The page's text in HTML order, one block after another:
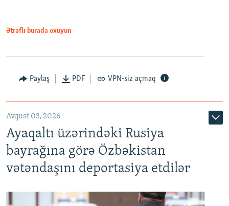
Ətraflı burada oxuyun
Paylaş PDF VPN-siz açmaq
Avqust 03, 2026
Ayaqaltı üzərindəki Rusiya
bayrağına görə Özbəkistan
vətəndaşını deportasiya etdilər